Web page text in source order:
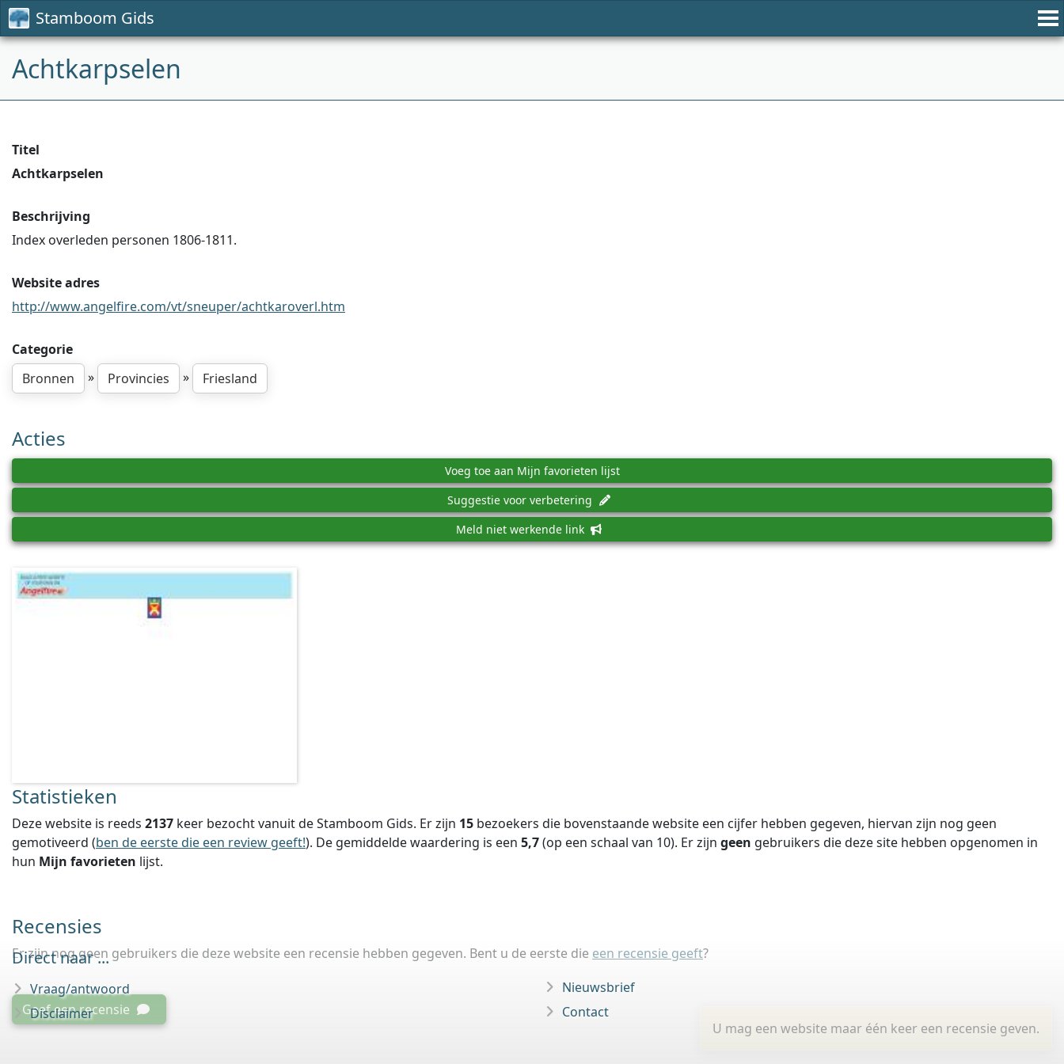
Stamboom Gids
Achtkarpselen
Titel
Achtkarpselen
Beschrijving
Index overleden personen 1806-1811.
Website adres
http://www.angelfire.com/vt/sneuper/achtkaroverl.htm
Categorie
Bronnen
» Provincies » Friesland
Acties
Voeg toe aan Mijn favorieten lijst
Suggestie voor verbetering
Meld niet werkende link
Statistieken
Deze website is reeds 2137 keer bezocht vanuit de Stamboom Gids. Er zijn 15 bezoekers die bovenstaande website een cijfer hebben gegeven, hiervan zijn nog geen
gemotiveerd (ben de eerste die een review geeft!). De gemiddelde waardering is een 5,7(op een schaal van 10). Er zijn geen gebruikers die deze site hebben opgenomen in
hun Mijn favorieten lijst.
Recensies
Er zijn nog geen gebruikers die deze website een recensie hebben gegeven. Bent u de eerste die een recensie geeft?
U mag een website maar één keer een recensie geven.
Geef een recensie
Direct naar ...
Vraag/antwoord
Disclaimer
Nieuwsbrief
Contact